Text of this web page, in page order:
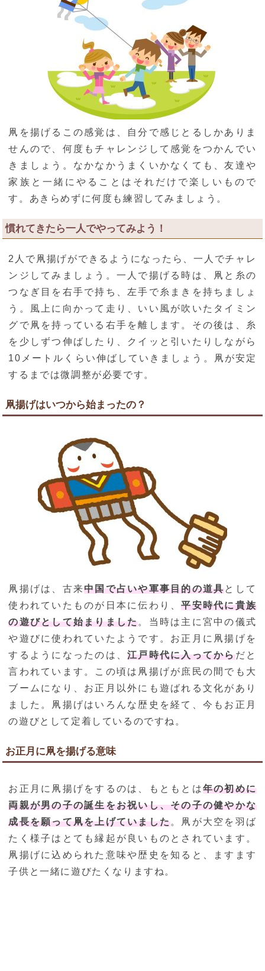
凧を揚げるこの感覚は、自分で感じとるしかありま
せんので、何度もチャレンジして感覚をつかんでい
きましょう。なかなかうまくいかなくても、友達や
家族と一緒にやることはそれだけで楽しいもので
す。あきらめずに何度も練習してみましょう。
慣れてきたら一人でやってみよう！
2人で凧揚げができるようになったら、一人でチャレ
ンジしてみましょう。一人で揚げる時は、凧と糸の
つなぎ目を右手で持ち、左手で糸まきを持ちましょ
う。風上に向かって走り、いい風が吹いたタイミン
グで凧を持っている右手を離します。その後は、糸
を少しずつ伸ばしたり、クイッと引いたりしながら
10メートルくらい伸ばしていきましょう。凧が安定
するまでは微調整が必要です。
凧揚げはいつから始まったの？
凧揚げは、古来中国で占いや軍事目的の道具として
使われていたものが日本に伝わり、平安時代に貴族
の遊びとして始まりました。当時は主に宮中の儀式
や遊びに使われていたようです。お正月に凧揚げを
するようになったのは、江戸時代に入ってからだと
言われています。この頃は凧揚げが庶民の間でも大
ブームになり、お正月以外にも遊ばれる文化があり
ました。凧揚げはいろんな歴史を経て、今もお正月
の遊びとして定着しているのですね。
お正月に凧を揚げる意味
お正月に凧揚げをするのは、もともとは年の初めに
両親が男の子の誕生をお祝いし、その子の健やかな
成長を願って凧を上げていました。凧が大空を羽ば
たく様子はとても縁起が良いものとされています。
凧揚げに込められた意味や歴史を知ると、ますます
子供と一緒に遊びたくなりますね。